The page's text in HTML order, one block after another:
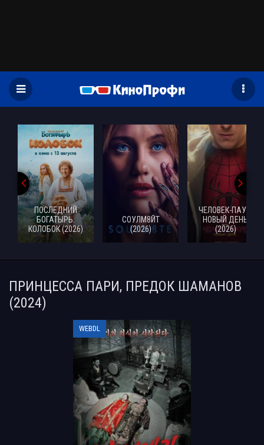
ПОСЛЕДНИЙ
БОГАТЫРЬ.
КОЛОБОК (2026)
СОУЛМ8ЙТ
(2026)
ЧЕЛОВЕК-ПАУК:
НОВЫЙ ДЕНЬ
(2026)
ПРИНЦЕССА ПАРИ, ПРЕДОК ШАМАНОВ
(2024)
WEBDL